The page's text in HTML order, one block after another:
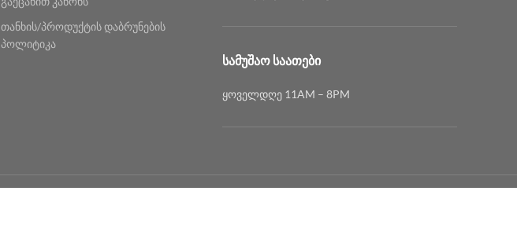
თანხის/პროდუქტის დაბრუნების
პოლიტიკა
ᲡᲐᲛᲣᲨᲐᲝ ᲡᲐᲐᲗᲔᲑᲘ
ყოველდღე 11AM – 8PM